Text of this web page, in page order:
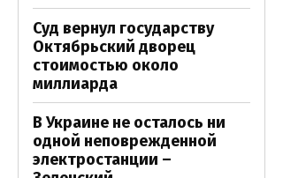
Суд вернул государству
Октябрьский дворец
стоимостью около
миллиарда
В Украине не осталось ни
одной неповрежденной
электростанции –